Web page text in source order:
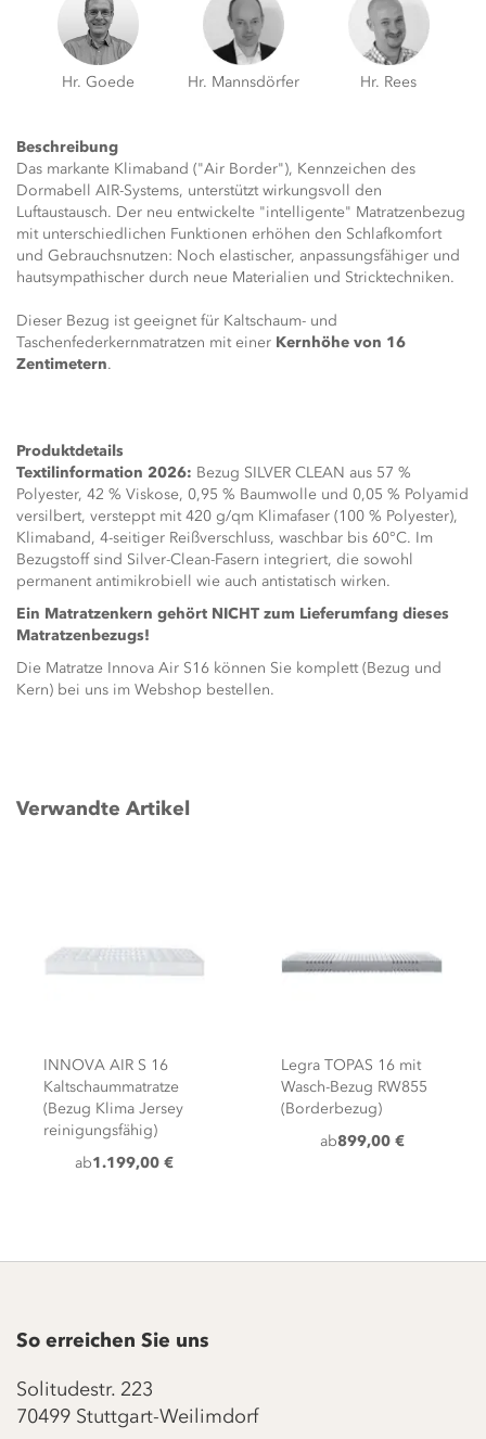
Hr. Goede Hr. Mannsdörfer Hr. Rees
Beschreibung
Das markante Klimaband ("Air Border"), Kennzeichen des
Dormabell AIR-Systems, unterstützt wirkungsvoll den
Luftaustausch. Der neu entwickelte "intelligente" Matratzenbezug
mit unterschiedlichen Funktionen erhöhen den Schlafkomfort
und Gebrauchsnutzen: Noch elastischer, anpassungsfähiger und
hautsympathischer durch neue Materialien und Stricktechniken.
Dieser Bezug ist geeignet für Kaltschaum- und
Taschenfederkernmatratzen mit einer Kernhöhe von 16
Zentimetern.
Produktdetails
Textilinformation 2026: Bezug SILVER CLEAN aus 57 %
Polyester, 42 % Viskose, 0,95 % Baumwolle und 0,05 % Polyamid
versilbert, versteppt mit 420 g/qm Klimafaser (100 % Polyester),
Klimaband, 4-seitiger Reißverschluss, waschbar bis 60°C. Im
Bezugstoff sind Silver-Clean-Fasern integriert, die sowohl
permanent antimikrobiell wie auch antistatisch wirken.
Ein Matratzenkern gehört NICHT zum Lieferumfang dieses
Matratzenbezugs!
Die Matratze Innova Air S16 können Sie komplett (Bezug und
Kern) bei uns im Webshop bestellen.
Verwandte Artikel
INNOVA AIR S 16
Kaltschaummatratze
(Bezug Klima Jersey
reinigungsfähig)
ab1.199,00 €
Legra TOPAS 16 mit
Wasch-Bezug RW855
(Borderbezug)
ab899,00 €
So erreichen Sie uns
Solitudestr. 223
70499 Stuttgart-Weilimdorf